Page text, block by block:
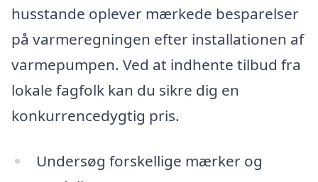
husstande oplever mærkede besparelser
på varmeregningen efter installationen af
varmepumpen. Ved at indhente tilbud fra
lokale fagfolk kan du sikre dig en
konkurrencedygtig pris.
Undersøg forskellige mærker og